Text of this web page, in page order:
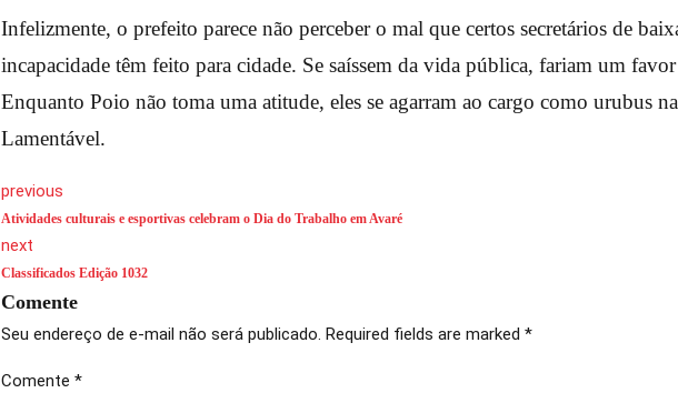
Infelizmente, o prefeito parece não perceber o mal que certos secretários de
incapacidade têm feito para cidade. Se saíssem da vida pública, fariam um favor
Enquanto Poio não toma uma atitude, eles se agarram ao cargo como urubus
Lamentável.
previous
Atividades culturais e esportivas celebram o Dia do Trabalho em Avaré
next
Classificados Edição 1032
Comente
Seu endereço de e-mail não será publicado. Required fields are marked *
Comente *